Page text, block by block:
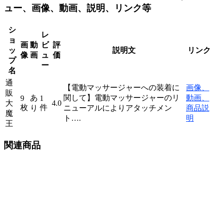
ュー、画像、動画、説明、リンク等
シ
ョ
ッ
プ
名
画
像
動
画
レ
ビ
ュ
ー
評
価
説明文 リンク
通
販
大
魔
王
9
枚
あ
り
1
件
4.0
【電動マッサージャーへの装着に
関して】電動マッサージャーのリ
ニューアルによりアタッチメン
ト….
画像、
動画、
商品説
明
関連商品